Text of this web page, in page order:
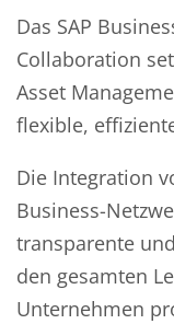
Das SAP
Collaboration
Asset
flexible,
Die Integration
Business-
transparente
den gesamten
Unternehmen